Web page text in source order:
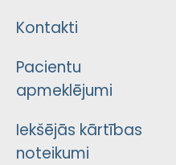
Kontakti
Pacientu
apmeklējumi
Iekšējās kārtības
noteikumi